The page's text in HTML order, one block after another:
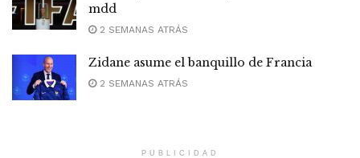
mdd
2 SEMANAS ATRÁS
Zidane asume el banquillo de Francia
2 SEMANAS ATRÁS
PUBLICIDAD